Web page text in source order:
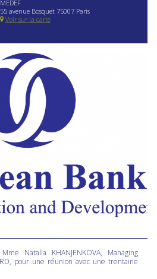
MEDEF
55 avenue Bosquet 75007 Paris
Voir sur la carte
Natalia KHANJENKOVA, Managing
pour une réunion avec une trentaine